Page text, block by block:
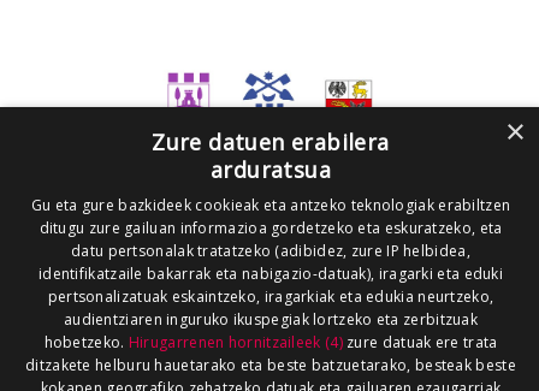
×
Zure datuen erabilera
arduratsua
Gu eta gure bazkideek cookieak eta antzeko teknologiak erabiltzen
ditugu zure gailuan informazioa gordetzeko eta eskuratzeko, eta
datu pertsonalak tratatzeko (adibidez, zure IP helbidea,
identifikatzaile bakarrak eta nabigazio-datuak), iragarki eta eduki
pertsonalizatuak eskaintzeko, iragarkiak eta edukia neurtzeko,
audientziaren inguruko ikuspegiak lortzeko eta zerbitzuak
hobetzeko. Hirugarrenen hornitzaileek (4)zure datuak ere trata
ditzakete helburu hauetarako eta beste batzuetarako, besteak beste